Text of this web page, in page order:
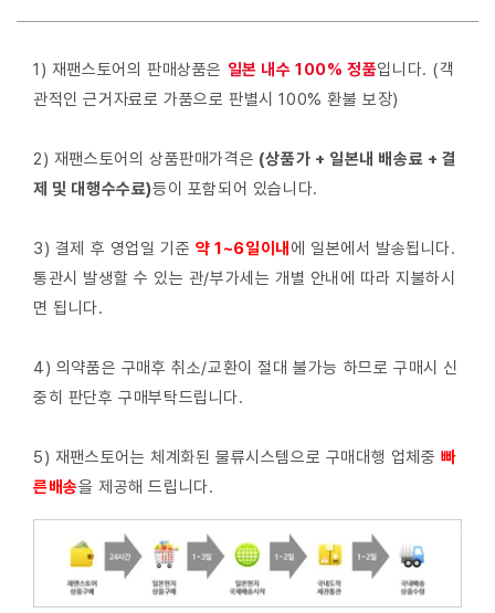
1) 재팬스토어의 판매상품은 일본 내수 100% 정품입니다. (객
관적인 근거자료로 가품으로 판별시 100% 환불 보장)
2) 재팬스토어의 상품판매가격은 (상품가 + 일본내 배송료 + 결
제 및 대행수수료)등이 포함되어 있습니다.
3) 결제 후 영업일 기준 약 1~6일이내 에 일본에서 발송됩니다.
통관시 발생할 수 있는 관/부가세는 개별 안내에 따라 지불하시
면 됩니다.
4) 의약품은 구매후 취소/교환이 절대 불가능 하므로 구매시 신
중히 판단후 구매부탁드립니다.
5) 재팬스토어는 체계화된 물류시스템으로 구매대행 업체중빠
른배송을 제공해 드립니다.